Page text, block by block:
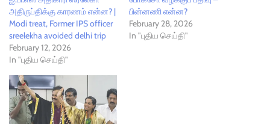
அதிருப்திக்கு காரணம் என்ன? |
Modi treat, Former IPS officer
sreelekha avoided delhi trip
February 12, 2026
In "புதிய செய்தி"
பின்னணி என்ன?
February 28, 2026
In "புதிய செய்தி"